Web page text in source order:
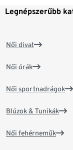
Legnépszerűbb
Női divat
Női órák
Női sportnadrágok
Blúzok & Tunikák
Női fehérneműk